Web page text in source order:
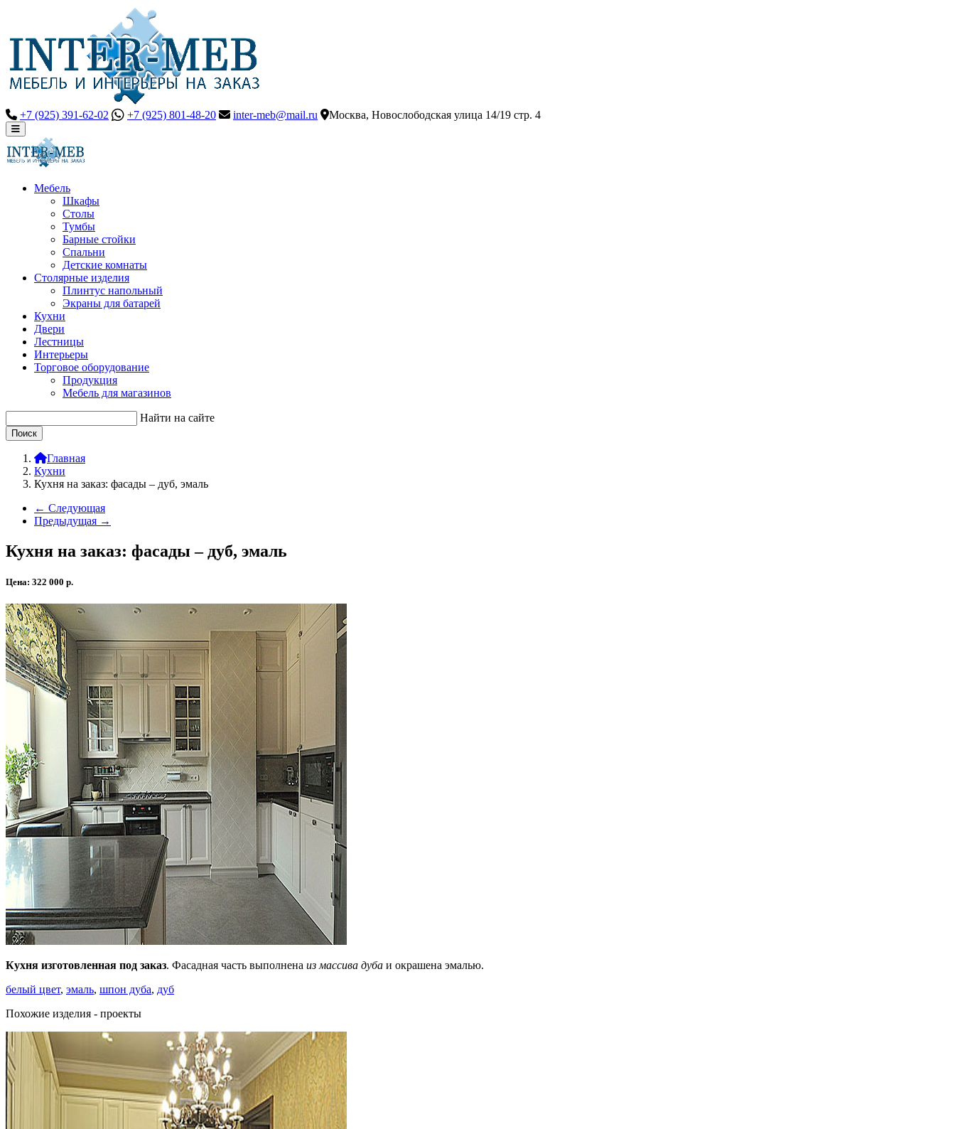
+7 (925) 391-62-02 +7 (925) 801-48-20 inter-meb@mail.ru Москва, Новослободская улица 14/19 стр. 4
Мебель
Шкафы
Столы
Тумбы
Барные стойки
Спальни
Детские комнаты
Столярные изделия
Плинтус напольный
Экраны для батарей
Кухни
Двери
Лестницы
Интерьеры
Торговое оборудование
Продукция
Мебель для магазинов
Найти на сайте
Главная
Кухни
Кухня на заказ: фасады – дуб, эмаль
← Следующая
Предыдущая →
Кухня на заказ: фасады – дуб, эмаль
Цена: 322 000 р.
Кухня изготовленная под заказ. Фасадная часть выполнена из массива дуба и окрашена эмалью.
белый цвет, эмаль, шпон дуба, дуб
Похожие изделия - проекты